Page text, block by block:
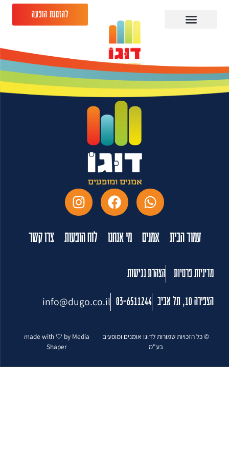
להזמנת הופעה
גיורא זינגר 15.08.26-
היכל בעיר הרצליה
עמוד הבית אמנים מי אנחנו לוח הופעות צרו קשר
מדיניות פרטיות הצהרת נגישות
הצפירה 10, תל אביב 03-6511244
info@dugo.co.il
© כל הזכויות שמורות לדוגו אומנים ומופעים
בע"מ
made with 🤍 by Media
Shaper